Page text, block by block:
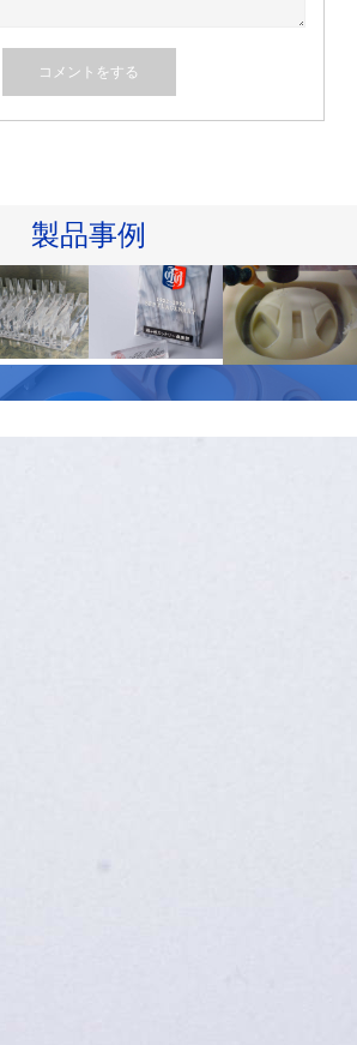
製品事例